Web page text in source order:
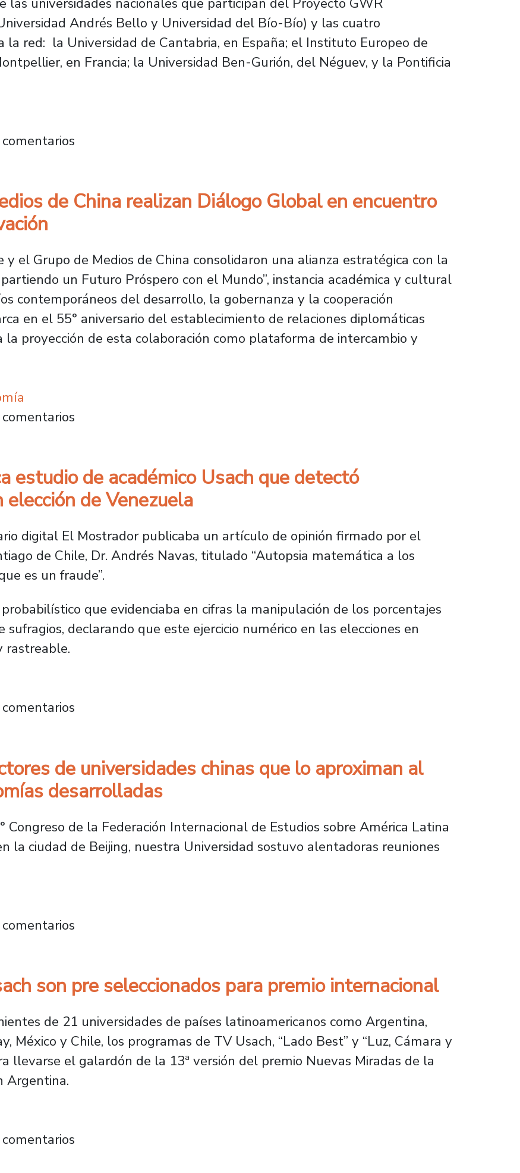
Andrés Bello y Universidad del Bío-Bío) y las cuatro
la red: la Universidad de Cantabria, en España; el Instituto Europeo de
en Francia; la Universidad Ben-Gurión, del Néguev, y la Pontificia
internacional presentará sus avances en tratamientos de aguas grises
de China realizan Diálogo Global en encuentro
el Grupo de Medios de China consolidaron una alianza estratégica con la
un Futuro Próspero con el Mundo”, instancia académica y cultural
contemporáneos del desarrollo, la gobernanza y la cooperación
en el 55° aniversario del establecimiento de relaciones diplomáticas
proyección de esta colaboración como plataforma de intercambio y
de Medios de China realizan Diálogo Global en encuentro sobre cooperación e
estudio de académico Usach que detectó
de Venezuela
digital El Mostrador publicaba un artículo de opinión firmado por el
de Chile, Dr. Andrés Navas, titulado “Autopsia matemática a los
es un fraude”.
que evidenciaba en cifras la manipulación de los porcentajes
declarando que este ejercicio numérico en las elecciones en
rastreable.
estudio de académico Usach que detectó manipulación de datos en elección de
de universidades chinas que lo aproximan al
desarrolladas
Congreso de la Federación Internacional de Estudios sobre América Latina
la ciudad de Beijing, nuestra Universidad sostuvo alentadoras reuniones
directores de universidades chinas que lo aproximan al primer mundo y las
son pre seleccionados para premio internacional
de 21 universidades de países latinoamericanos como Argentina,
México y Chile, los programas de TV Usach, “Lado Best” y “Luz, Cámara y
llevarse el galardón de la 13ª versión del premio Nuevas Miradas de la
Argentina.
Usach son pre seleccionados para premio internacional